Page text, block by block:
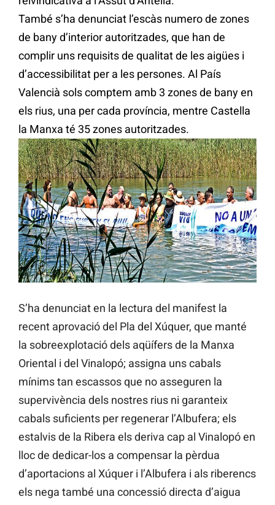
També s’ha denunciat l’escàs numero de zones
de bany d’interior autoritzades, que han de
complir uns requisits de qualitat de les aigües i
d’accessibilitat per a les persones. Al País
Valencià sols comptem amb 3 zones de bany en
els rius, una per cada província, mentre Castella
la Manxa té 35 zones autoritzades.
S’ha denunciat en la lectura del manifest la
recent aprovació del Pla del Xúquer, que manté
la sobreexplotació dels aqüífers de la Manxa
Oriental i del Vinalopó; assigna uns cabals
mínims tan escassos que no asseguren la
supervivència dels nostres rius ni garanteix
cabals suficients per regenerar l’Albufera; els
estalvis de la Ribera els deriva cap al Vinalopó en
lloc de dedicar-los a compensar la pèrdua
d’aportacions al Xúquer i l’Albufera i als riberencs
els nega també una concessió directa d’aigua